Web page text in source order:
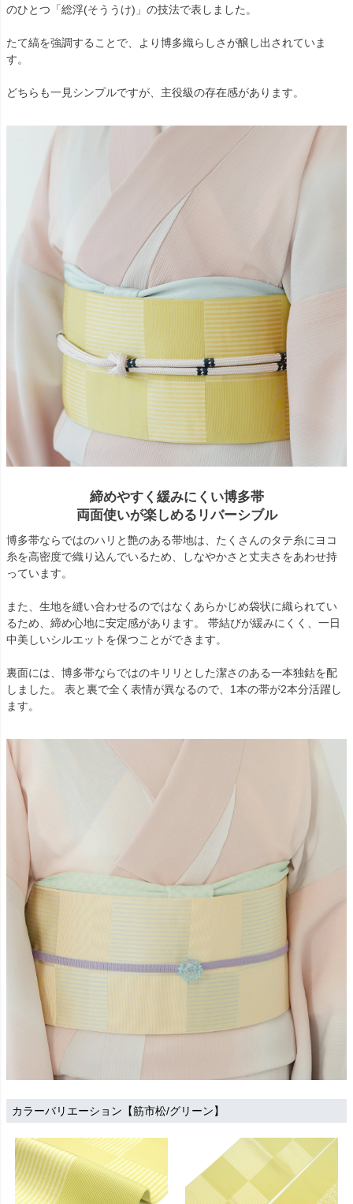
のひとつ「総浮(そううけ)」の技法で表しました。
たて縞を強調することで、より博多織らしさが醸し出されていま
す。
どちらも一見シンプルですが、主役級の存在感があります。
締めやすく緩みにくい博多帯
両面使いが楽しめるリバーシブル
博多帯ならではのハリと艶のある帯地は、たくさんのタテ糸にヨコ
糸を高密度で織り込んでいるため、しなやかさと丈夫さをあわせ持
っています。
また、生地を縫い合わせるのではなくあらかじめ袋状に織られてい
るため、締め心地に安定感があります。 帯結びが緩みにくく、一日
中美しいシルエットを保つことができます。
裏面には、博多帯ならではのキリリとした潔さのある一本独鈷を配
しました。 表と裏で全く表情が異なるので、1本の帯が2本分活躍し
ます。
カラーバリエーション【筋市松/グリーン】